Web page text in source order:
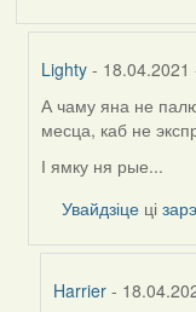
Lighty - 18.04.2021
In
reply
to
Harrier
А чаму яна не
месца, каб не
І ямку ня рые...
Увайдзіце ці
Harrier -